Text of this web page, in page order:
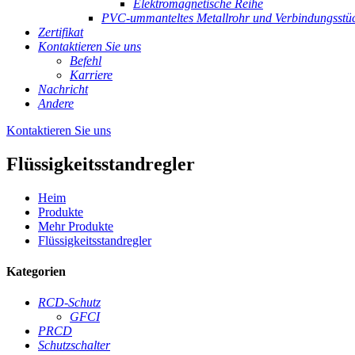
Elektromagnetische Reihe
PVC-ummanteltes Metallrohr und
Zertifikat
Kontaktieren Sie uns
Befehl
Karriere
Nachricht
Andere
Kontaktieren Sie uns
Flüssigkeitsstandregler
Heim
Produkte
Mehr Produkte
Flüssigkeitsstandregler
Kategorien
RCD-Schutz
GFCI
PRCD
Schutzschalter